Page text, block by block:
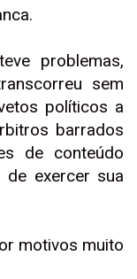
problemas,
sem
políticos a
barrados
de conteúdo
exercer sua
motivos muito